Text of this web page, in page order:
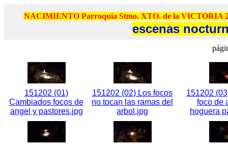
NACIMIENTO Parroquia Stmo. XTO. de la VICTORIA
escenas
151202 (01)
Cambiados focos de
angel y pastores.jpg
151202 (02) Los focos
no tocan las ramas del
arbol.jpg
151202
foco de
hoguera